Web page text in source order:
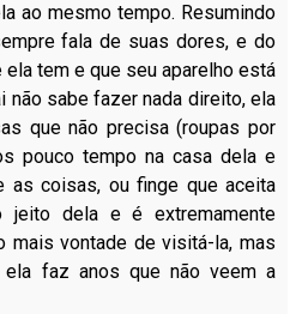
ao mesmo tempo. Resumindo
fala de suas dores, e do
tem e que seu aparelho está
não sabe fazer nada direito, ela
que não precisa (roupas por
pouco tempo na casa dela e
as coisas, ou finge que aceita
jeito dela e é extremamente
mais vontade de visitá-la, mas
ela faz anos que não veem a